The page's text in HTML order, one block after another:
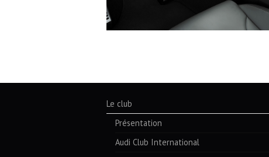
Le club
Présentation
Audi Club International